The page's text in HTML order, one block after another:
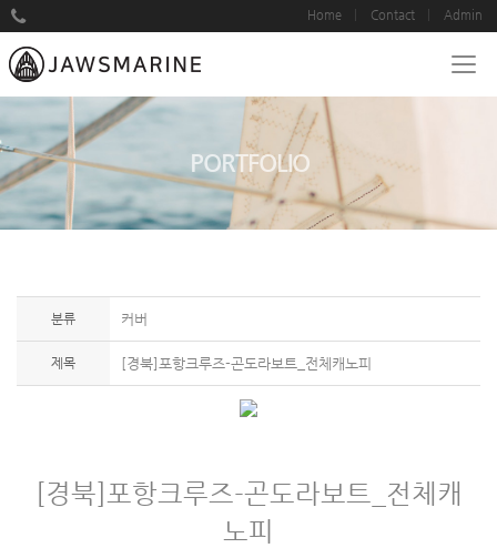
Home Contact Admin
PORTFOLIO
분류 커버
제목 [경북]포항크루즈-곤도라보트_전체캐노피
[경북]포항크루즈-곤도라보트_전체캐
노피